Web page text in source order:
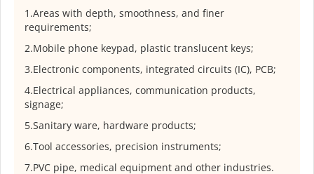
1.Areas with depth, smoothness, and finer
requirements;
2.Mobile phone keypad, plastic translucent keys;
3.Electronic components, integrated circuits (IC), PCB;
4.Electrical appliances, communication products,
signage;
5.Sanitary ware, hardware products;
6.Tool accessories, precision instruments;
7.PVC pipe, medical equipment and other industries.